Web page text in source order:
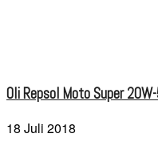
Oli Repsol Moto Super
18 Juli 2018